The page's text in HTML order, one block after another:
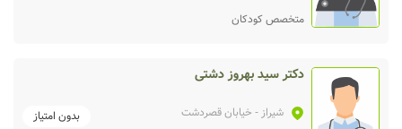
متخصص کودکان
دکتر سید بهروز دشتی
شیراز - خیابان قصردشت بدون امتیاز